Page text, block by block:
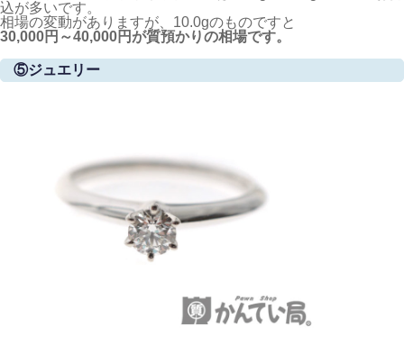
込が多いです。
相場の変動がありますが、10.0gのものですと
30,000円～40,000円が質預かりの相場です。
⑤ジュエリー